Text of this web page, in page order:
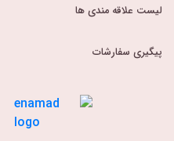
لیست علاقه مندی ها
پیگیری سفارشات